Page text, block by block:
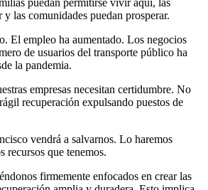
y las comunidades puedan prosperar.
El empleo ha aumentado. Los negocios
de usuarios del transporte público ha
la pandemia.
empresas necesitan certidumbre. No
recuperación expulsando puestos de
vendrá a salvarnos. Lo haremos
recursos que tenemos.
firmemente enfocados en crear las